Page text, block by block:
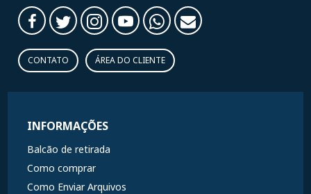
CONTATO ÁREA DO CLIENTE
INFORMAÇÕES
Balcão de retirada
Como comprar
Como Enviar Arquivos